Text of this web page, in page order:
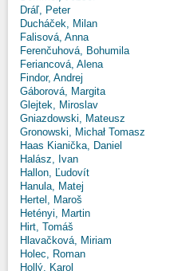
Dráľ, Peter
Ducháček, Milan
Falisová, Anna
Ferenčuhová, Bohumila
Feriancová, Alena
Findor, Andrej
Gáborová, Margita
Glejtek, Miroslav
Gniazdowski, Mateusz
Gronowski, Michał Tomasz
Haas Kianička, Daniel
Halász, Ivan
Hallon, Ľudovít
Hanula, Matej
Hertel, Maroš
Hetényi, Martin
Hirt, Tomáš
Hlavačková, Miriam
Holec, Roman
Hollý, Karol